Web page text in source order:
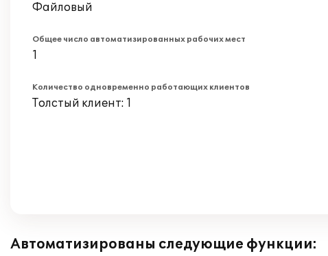
Файловый
Общее число автоматизированных рабочих мест
1
Количество одновременно работающих клиентов
Толстый клиент: 1
Автоматизированы следующие функции: